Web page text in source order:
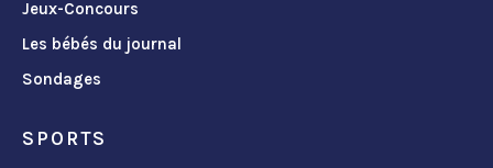
Jeux-Concours
Les bébés du journal
Sondages
SPORTS